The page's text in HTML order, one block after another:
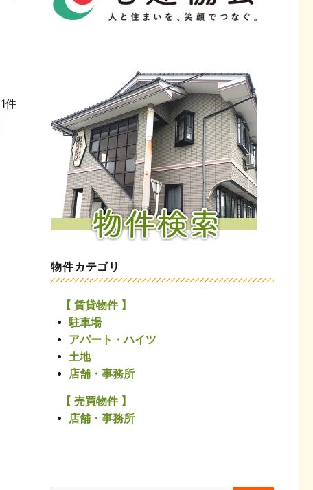
1件
物件カテゴリ
【 賃貸物件 】
駐車場
アパート・ハイツ
土地
店舗・事務所
【 売買物件 】
店舗・事務所